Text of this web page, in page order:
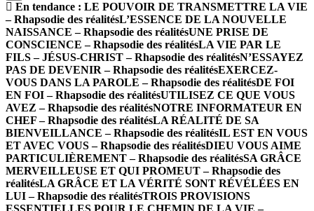
En tendance : LE POUVOIR DE TRANSMETTRE LA VIE
– Rhapsodie des réalitésL’ESSENCE DE LA NOUVELLE
NAISSANCE – Rhapsodie des réalitésUNE PRISE DE
CONSCIENCE – Rhapsodie des réalitésLA VIE PAR LE
FILS – JÉSUS-CHRIST – Rhapsodie des réalitésN’ESSAYEZ
PAS DE DEVENIR – Rhapsodie des réalitésEXERCEZ-
VOUS DANS LA PAROLE – Rhapsodie des réalitésDE FOI
EN FOI – Rhapsodie des réalitésUTILISEZ CE QUE VOUS
AVEZ – Rhapsodie des réalitésNOTRE INFORMATEUR EN
CHEF – Rhapsodie des réalitésLA RÉALITÉ DE SA
BIENVEILLANCE – Rhapsodie des réalitésIL EST EN VOUS
ET AVEC VOUS – Rhapsodie des réalitésDIEU VOUS AIME
PARTICULIÈREMENT – Rhapsodie des réalitésSA GRÂCE
MERVEILLEUSE ET QUI PROMEUT – Rhapsodie des
réalitésLA GRÂCE ET LA VÉRITÉ SONT RÉVÉLÉES EN
LUI – Rhapsodie des réalitésTROIS PROVISIONS
ESSENTIELLES POUR LE CHEMIN DE LA VIE –